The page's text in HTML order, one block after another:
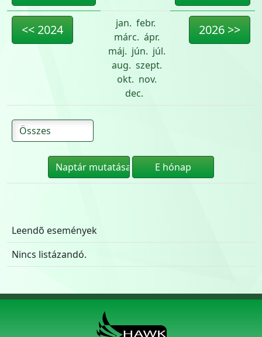
<< 2024 jan. febr.
márc. ápr.
máj. jún. júl.
aug. szept.
okt. nov.
dec.
2026 >>
Leendõ események
Nincs listázandó.